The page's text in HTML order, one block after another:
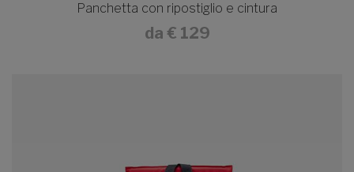
Panchetta con ripostiglio e cintura
da € 129